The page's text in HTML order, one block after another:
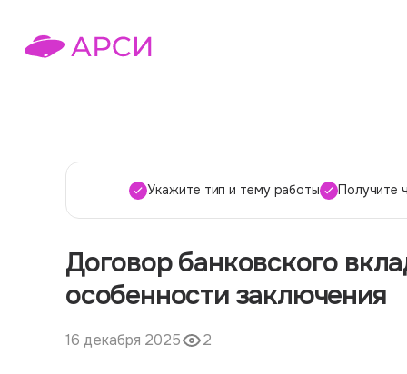
Укажите тип и тему работы Получите
Договор банковского
особенности заключения
16 декабря 2025 2